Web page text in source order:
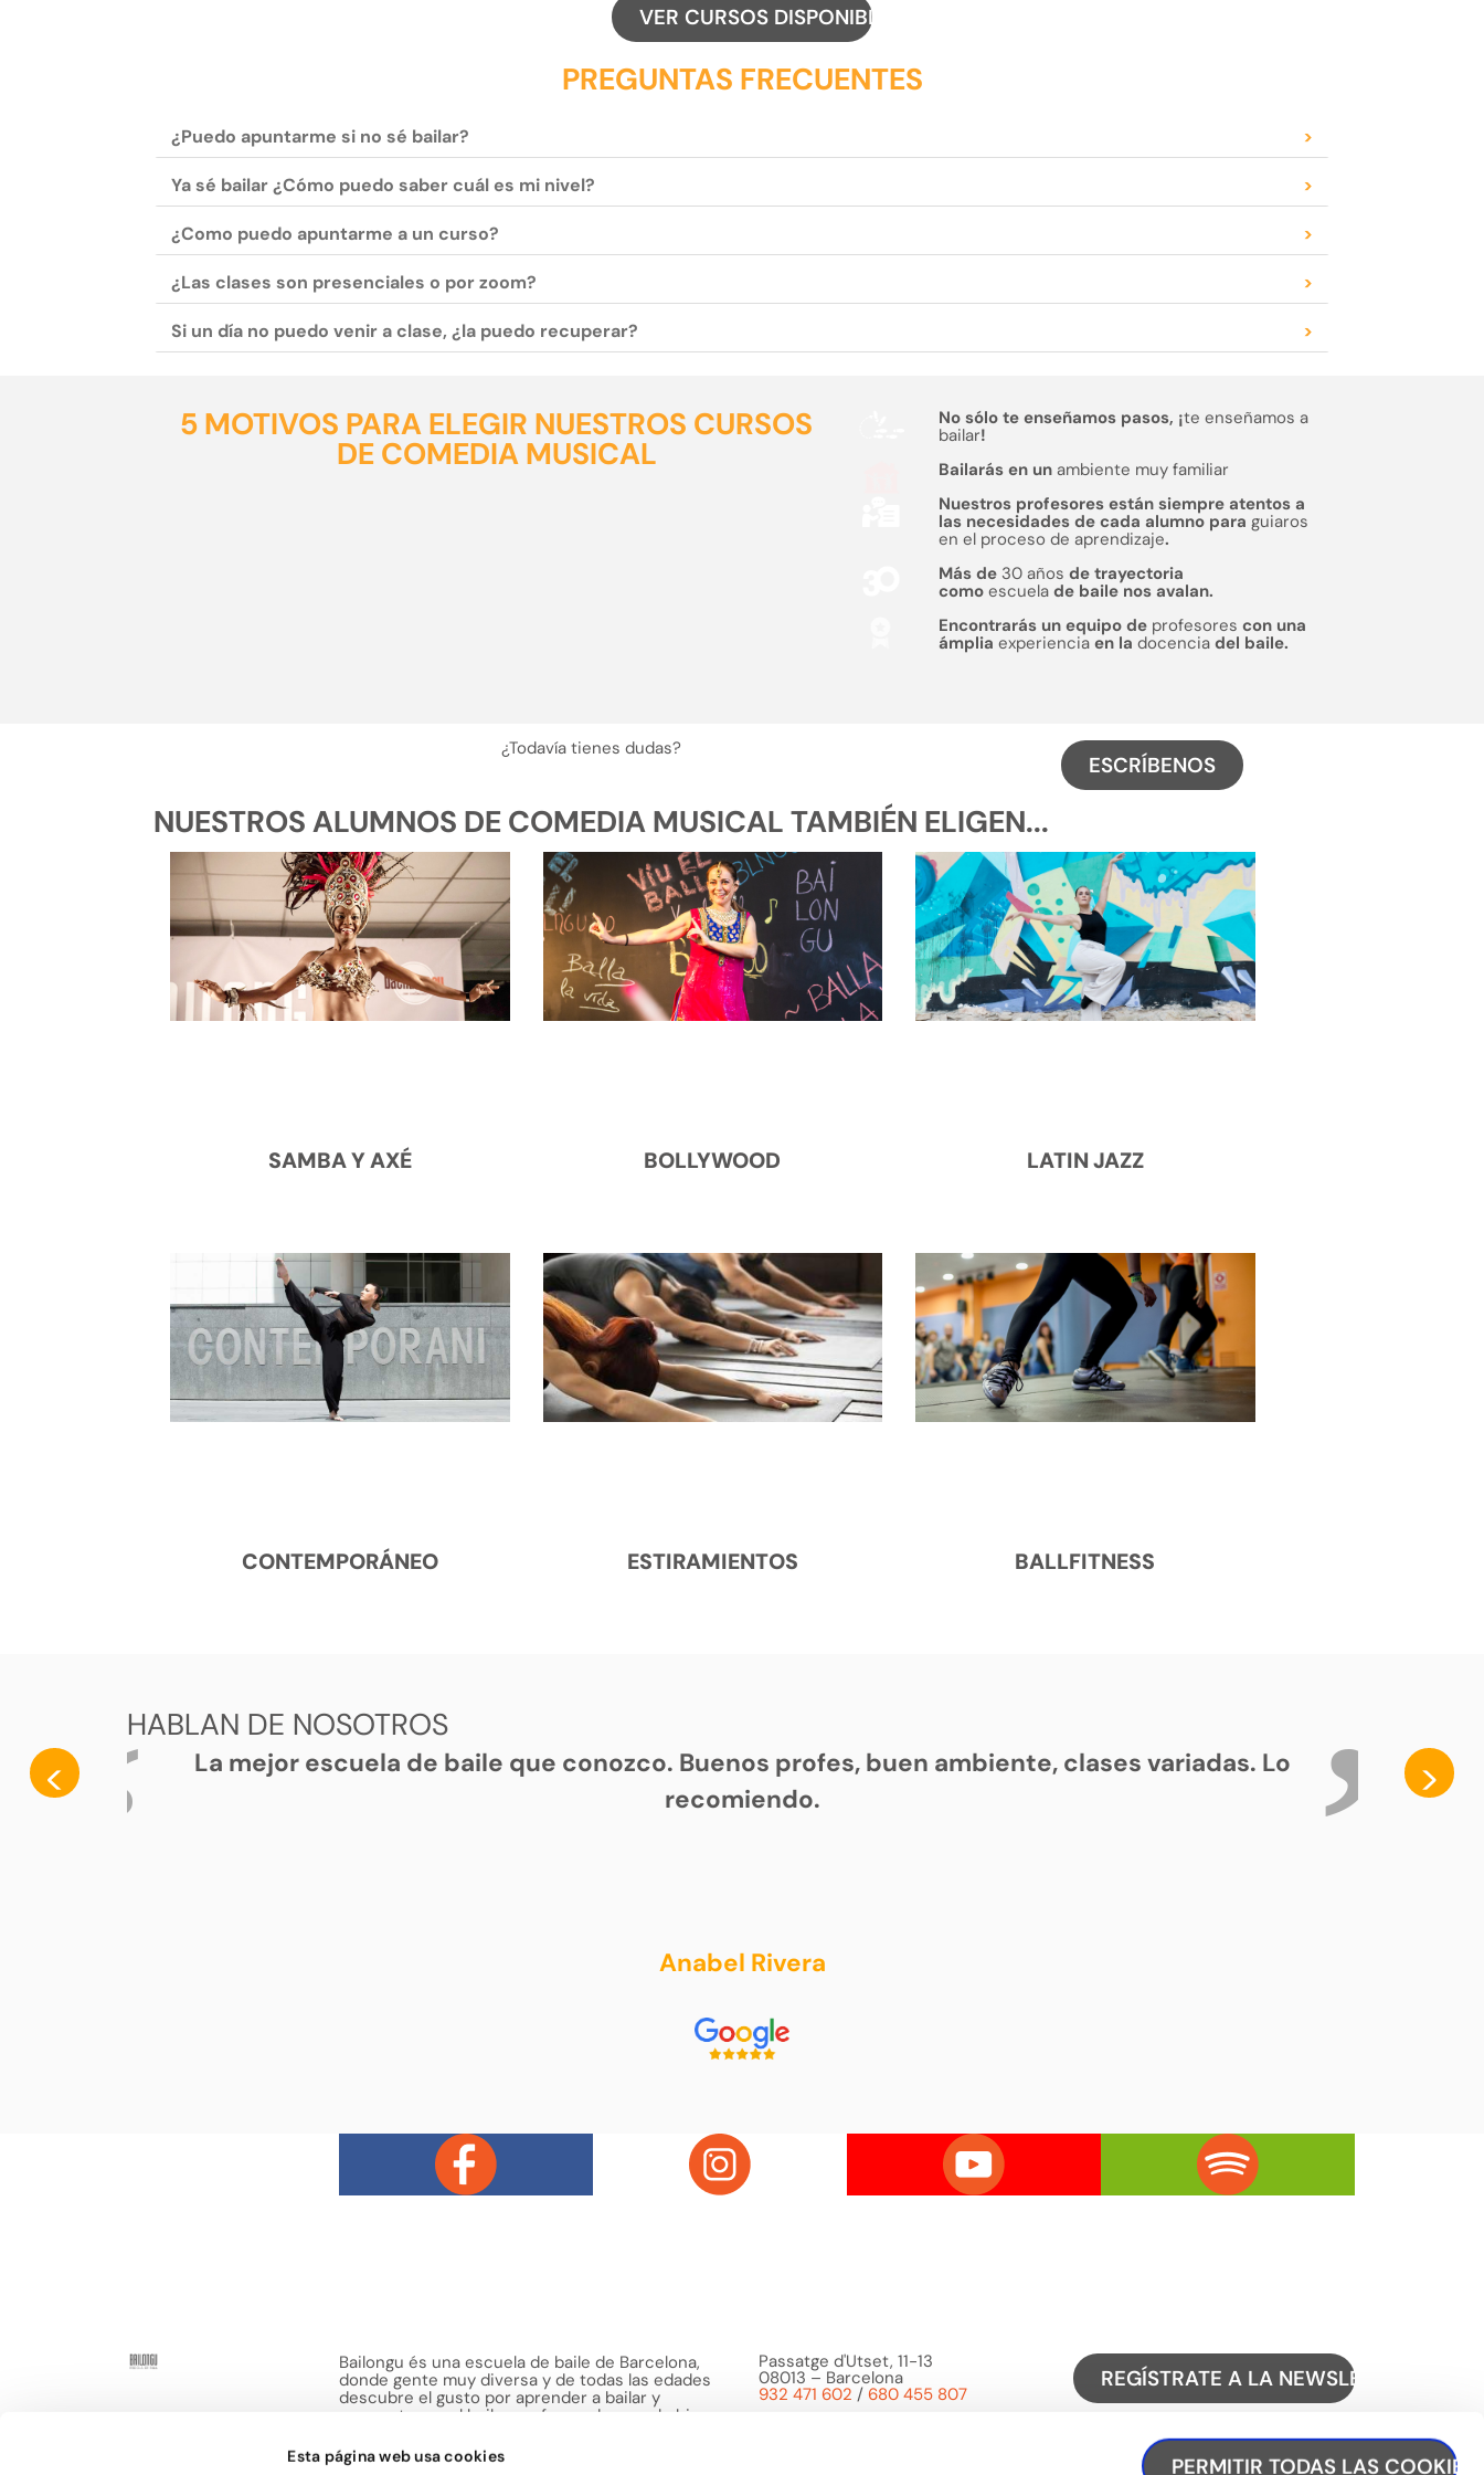
Esta página web usa cookies PERMITIR TODAS LAS COOKIES
VER CURSOS DISPONIBLES
PREGUNTAS FRECUENTES
¿Puedo apuntarme si no sé bailar? >
Ya sé bailar ¿Cómo puedo saber cuál es mi nivel? >
¿Como puedo apuntarme a un curso? >
¿Las clases son presenciales o por zoom? >
Si un día no puedo venir a clase, ¿la puedo recuperar? >
5 MOTIVOS PARA ELEGIR NUESTROS CURSOS
DE COMEDIA MUSICAL
No sólo te enseñamos pasos, ¡te enseñamos a
bailar!
Bailarás en unambiente muy familiar
Nuestros profesores están siempre atentos a
las necesidades de cada alumno para guiaros
en el proceso de aprendizaje.
Más de 30 años de trayectoria
como escuelade baile nos avalan.
Encontrarás un equipo de profesores con una
ámplia experiencia en la docenciadel baile.
¿Todavía tienes dudas?
ESCRÍBENOS
NUESTROS ALUMNOS DE COMEDIA MUSICAL TAMBIÉN ELIGEN...
SAMBA Y AXÉ BOLLYWOOD LATIN JAZZ
CONTEMPORÁNEO ESTIRAMIENTOS BALLFITNESS
HABLAN DE NOSOTROS
<
La mejor escuela de baile que conozco. Buenos profes, buen ambiente, clases variadas. Lo
recomiendo.
Anabel Rivera
>
Bailongu és una escuela de baile de Barcelona,
donde gente muy diversa y de todas las edades
descubre el gusto por aprender a bailar y
encuentra en el baile una forma de pasarlo bien y
Passatge d'Utset, 11-13
08013 – Barcelona
932 471 602 / 680 455 807
REGÍSTRATE A LA NEWSLETTER